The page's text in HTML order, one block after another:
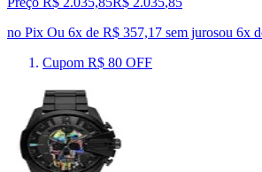
no Pix Ou 6x de R$ 357,17 sem jurosou 6x
Cupom R$ 80 OFF